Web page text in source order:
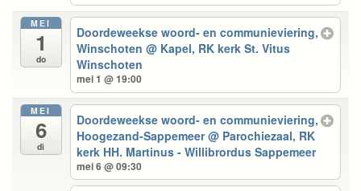
MEI
1
do
Doordeweekse woord- en communieviering,
Winschoten@ Kapel, RK kerk St. Vitus
Winschoten
mei 1 @ 19:00
MEI
6
di
Doordeweekse woord- en communieviering,
Hoogezand-Sappemeer@ Parochiezaal, RK
kerk HH. Martinus - Willibrordus Sappemeer
mei 6 @ 09:30